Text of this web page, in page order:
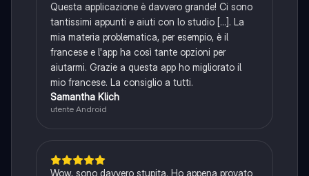
Questa applicazione è davvero grande! Ci sono
tantissimi appunti e aiuti con lo studio [...]. La
mia materia problematica, per esempio, è il
francese e l'app ha così tante opzioni per
aiutarmi. Grazie a questa app ho migliorato il
mio francese. La consiglio a tutti.
Samantha Klich
utente Android
Wow, sono davvero stupita. Ho appena provato